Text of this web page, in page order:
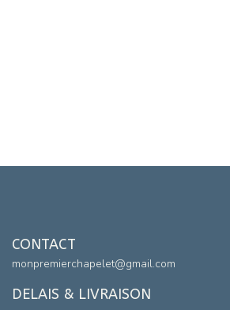
CONTACT
monpremierchapelet@gmail.com
DELAIS & LIVRAISON